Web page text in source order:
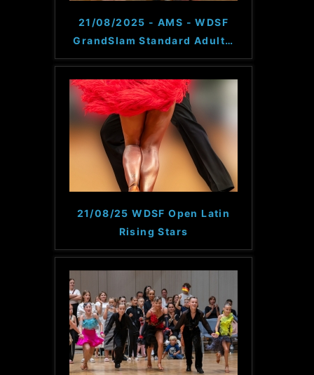
21/08/2025 - AMS - WDSF
GrandSlam Standard Adult…
21/08/25 WDSF Open Latin
Rising Stars